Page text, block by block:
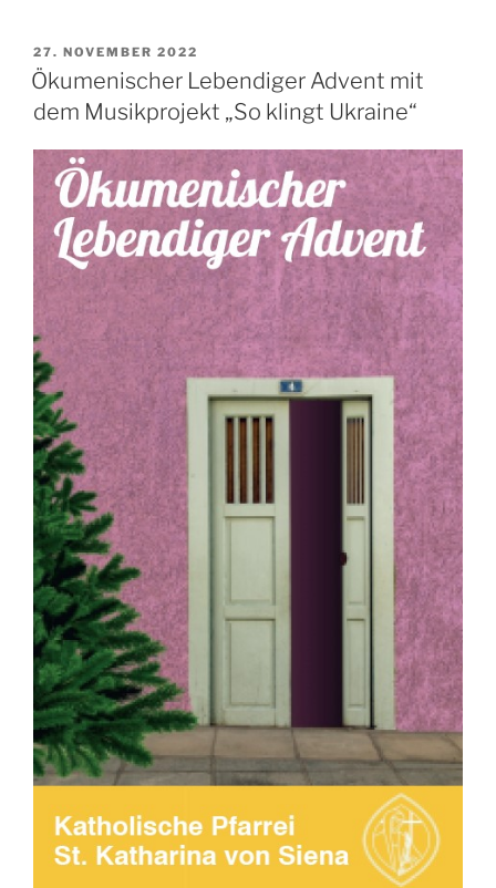
VERÖFFENTLICHT
AM
27. NOVEMBER 2022
Ökumenischer Lebendiger Advent mit
dem Musikprojekt „So klingt Ukraine“